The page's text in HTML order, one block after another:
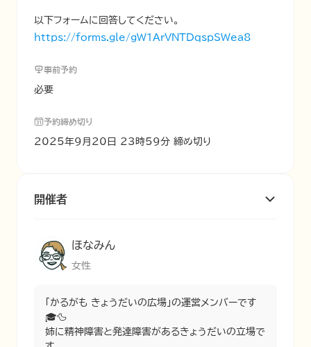
https://forms.gle/gW1ArVNTDqspSWea8
事前予約
必要
予約締め切り
2025年9月20日 23時59分 締め切り
開催者
ほなみん
女性
「かるがも きょうだいの広場」の運営メンバーです
🎓🦆
姉に精神障害と発達障害があるきょうだいの立場で